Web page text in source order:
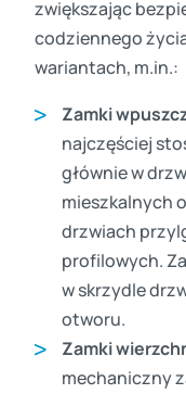
zwiększając
codziennego
wariantach, m.in.:
Zamki
najczęściej
głównie w
mieszkalnych
drzwiach
profilowych.
w skrzydle
otworu.
Zamki
mechaniczny